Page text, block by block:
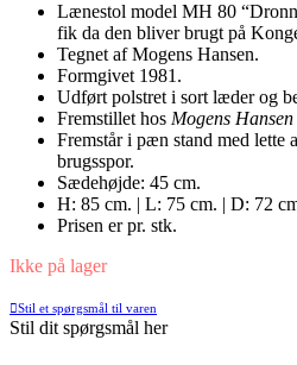
Lænestol model MH 80
fik da den bliver brugt på
Tegnet af Mogens Hansen.
Formgivet 1981.
Udført polstret i sort læder og
Fremstillet hos Mogens
Fremstår i pæn stand med lette
brugsspor.
Sædehøjde: 45 cm.
H: 85 cm. | L: 75 cm. | D: 72
Prisen er pr. stk.
Ikke på lager
Stil et spørgsmål til varen
Stil dit spørgsmål her